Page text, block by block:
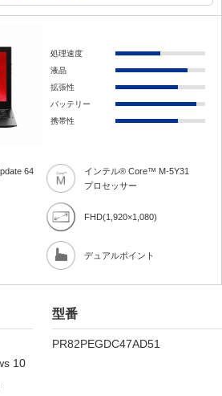
処理速度
液晶
拡張性
バッテリー
携帯性
64
インテル® Core™ M-5Y31
プロセッサー
FHD(1,920×1,080)
デュアルポイント
10
型番
PR82PEGDC47AD51